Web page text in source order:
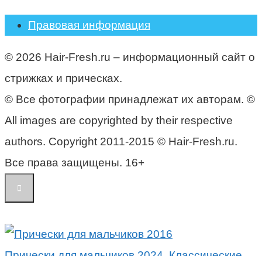
Правовая информация
© 2026 Hair-Fresh.ru – информационный сайт о
стрижках и прическах.
© Все фотографии принадлежат их авторам. ©
All images are copyrighted by their respective
authors. Copyright 2011-2015 © Hair-Fresh.ru.
Все права защищены. 16+